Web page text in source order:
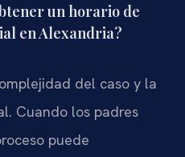
un horario de
en Alexandria?
del caso y la
Cuando los padres
puede